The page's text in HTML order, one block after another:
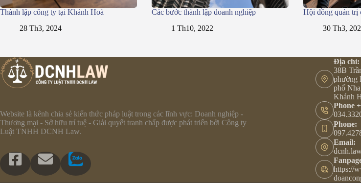
Thành lập công ty tại Khánh Hoà
28 Th3, 2024
Các bước thành lập doanh nghiệp
1 Th10, 2022
Hội đồng quản trị
30 Th3,
Website là kênh chia sẻ kiến thức pháp luật trong các lĩnh vực: Doanh nghiệp -
Thương mại - Sở hữu trí tuệ - Giải quyết tranh chấp được phát triển bởi Công ty
Luật TNHH DCNH Law.
Địa chỉ:
38B
phường
phố
Khánh
Phone
Phone:
Email:
https://